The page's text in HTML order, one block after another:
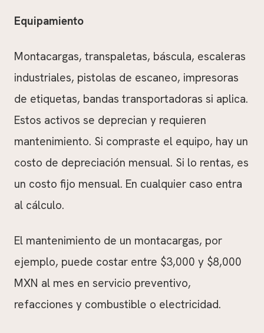
Equipamiento
Montacargas, transpaletas, báscula, escaleras
industriales, pistolas de escaneo, impresoras
de etiquetas, bandas transportadoras si aplica.
Estos activos se deprecian y requieren
mantenimiento. Si compraste el equipo, hay un
costo de depreciación mensual. Si lo rentas, es
un costo fijo mensual. En cualquier caso entra
al cálculo.
El mantenimiento de un montacargas, por
ejemplo, puede costar entre $3,000 y $8,000
MXN al mes en servicio preventivo,
refacciones y combustible o electricidad.